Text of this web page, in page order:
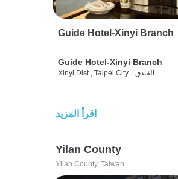
Guide Hotel-Xinyi Branch
Guide Hotel-Xinyi Branch
Xinyi Dist., Taipei City | الفندق
اقرأ المزيد
Yilan County
Yilan County, Taiwan